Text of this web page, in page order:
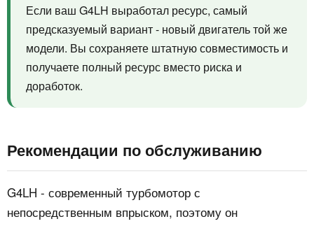
Если ваш G4LH выработал ресурс, самый
предсказуемый вариант - новый двигатель той же
модели. Вы сохраняете штатную совместимость и
получаете полный ресурс вместо риска и
доработок.
Рекомендации по обслуживанию
G4LH - современный турбомотор с
непосредственным впрыском, поэтому он